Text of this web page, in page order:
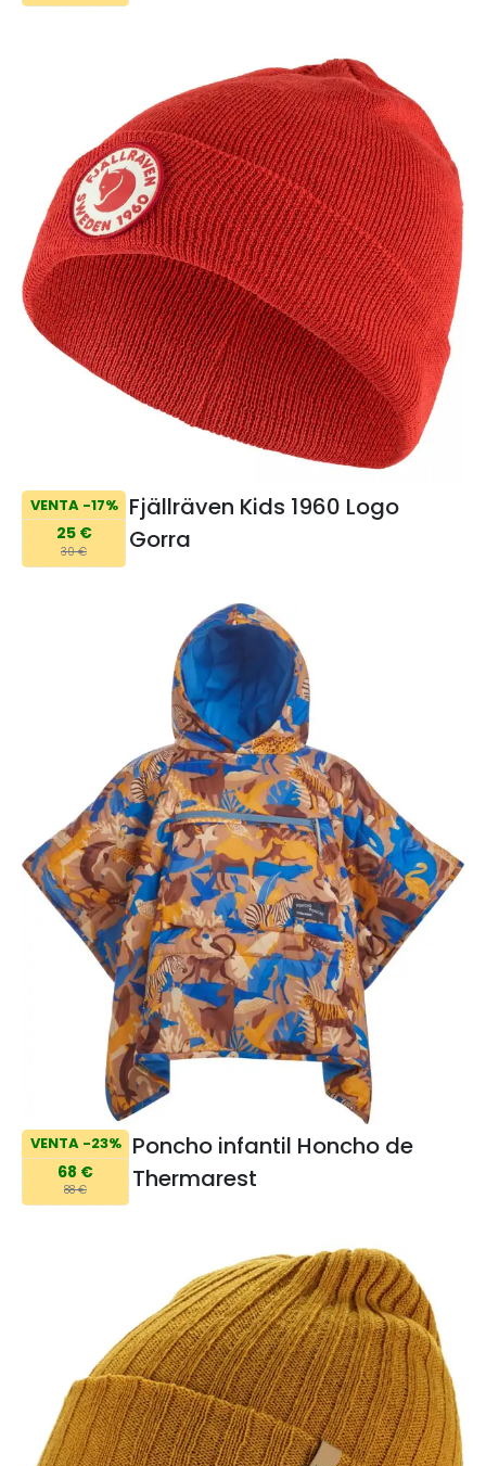
VENTA -17%
25 €
30 €
Fjällräven Kids 1960 Logo
Gorra
VENTA -23%
68 €
88 €
Poncho infantil Honcho de
Thermarest